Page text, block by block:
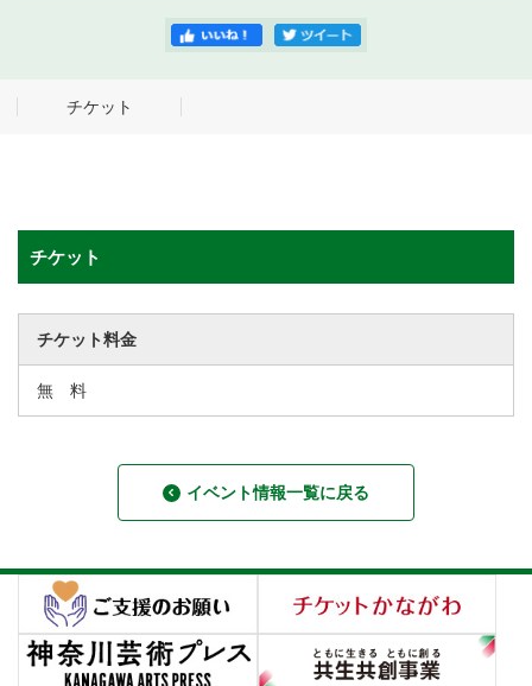
チケット
チケット
チケット料金
無 料
イベント情報一覧に戻る